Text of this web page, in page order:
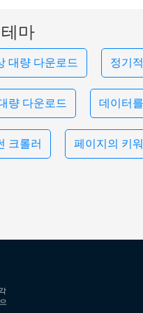
마
대량 다운로드 정기
량 다운로드 데이터
크롤러 페이지의 키